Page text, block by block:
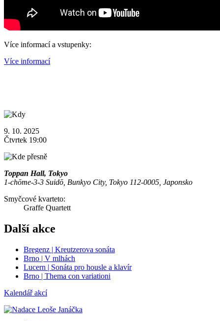
Více informací a vstupenky:
Více informací
9. 10. 2025
Čtvrtek 19:00
Toppan Hall, Tokyo
1-chōme-3-3 Suidō, Bunkyo City, Tokyo 112-0005, Japonsko
Smyčcové kvarteto:
Graffe Quartett
Další akce
Bregenz | Kreutzerova sonáta
Brno | V mlhách
Lucern | Sonáta pro housle a klavír
Brno | Thema con variationi
Kalendář akcí